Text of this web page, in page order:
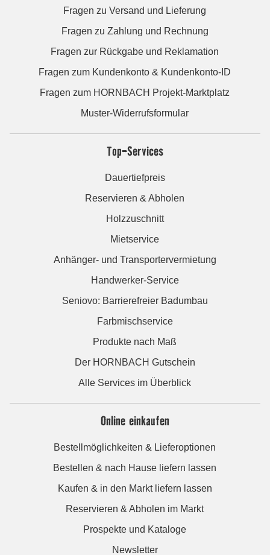
Fragen zu Versand und Lieferung
Fragen zu Zahlung und Rechnung
Fragen zur Rückgabe und Reklamation
Fragen zum Kundenkonto & Kundenkonto-ID
Fragen zum HORNBACH Projekt-Marktplatz
Muster-Widerrufsformular
Top-Services
Dauertiefpreis
Reservieren & Abholen
Holzzuschnitt
Mietservice
Anhänger- und Transportervermietung
Handwerker-Service
Seniovo: Barrierefreier Badumbau
Farbmischservice
Produkte nach Maß
Der HORNBACH Gutschein
Alle Services im Überblick
Online einkaufen
Bestellmöglichkeiten & Lieferoptionen
Bestellen & nach Hause liefern lassen
Kaufen & in den Markt liefern lassen
Reservieren & Abholen im Markt
Prospekte und Kataloge
Newsletter